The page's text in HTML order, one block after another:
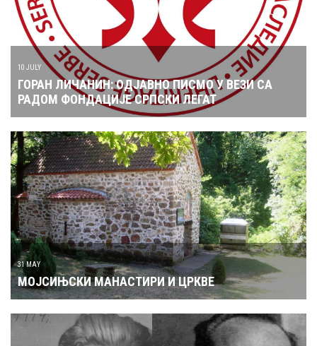
10 JULY
ГОРАН ЛИЧАНИН: ОДЈАВНО ПИСМО У ВЕЗИ СА
РАДОМ ФОНДАЦИЈЕ СРПСКИ ЛЕГАТ
31 MAY
МОЈСИЊСКИ МАНАСТИРИ И ЦРКВЕ